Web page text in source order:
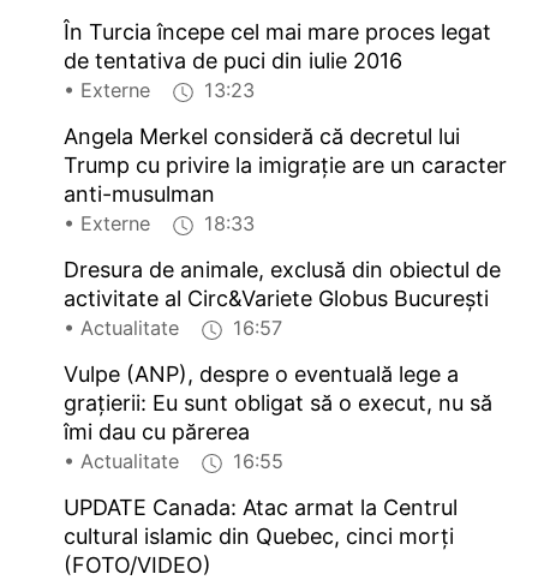
În Turcia începe cel mai mare proces legat
de tentativa de puci din iulie 2016
• Externe 13:23
Angela Merkel consideră că decretul lui
Trump cu privire la imigrație are un caracter
anti-musulman
• Externe 18:33
Dresura de animale, exclusă din obiectul de
activitate al Circ&Variete Globus București
• Actualitate 16:57
Vulpe (ANP), despre o eventuală lege a
grațierii: Eu sunt obligat să o execut, nu să
îmi dau cu părerea
• Actualitate 16:55
UPDATE Canada: Atac armat la Centrul
cultural islamic din Quebec, cinci morți
(FOTO/VIDEO)